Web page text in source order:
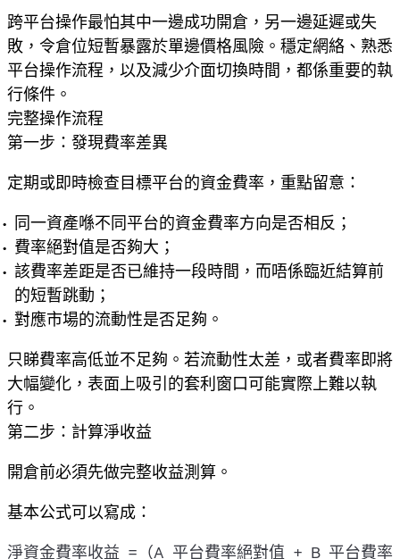
跨平台操作最怕其中一邊成功開倉，另一邊延遲或失
敗，令倉位短暫暴露於單邊價格風險。穩定網絡、熟悉
平台操作流程，以及減少介面切換時間，都係重要的執
行條件。
完整操作流程
第一步：發現費率差異
定期或即時檢查目標平台的資金費率，重點留意：
同一資產喺不同平台的資金費率方向是否相反；
費率絕對值是否夠大；
該費率差距是否已維持一段時間，而唔係臨近結算前
的短暫跳動；
對應市場的流動性是否足夠。
只睇費率高低並不足夠。若流動性太差，或者費率即將
大幅變化，表面上吸引的套利窗口可能實際上難以執
行。
第二步：計算淨收益
開倉前必須先做完整收益測算。
基本公式可以寫成：
淨資金費率收益 =（A 平台費率絕對值 + B 平台費